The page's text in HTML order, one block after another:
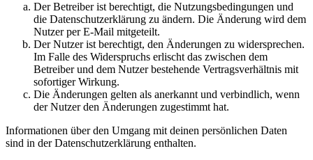
Der Betreiber ist berechtigt, die Nutzungsbedingungen und
die Datenschutzerklärung zu ändern. Die Änderung wird dem
Nutzer per E-Mail mitgeteilt.
Der Nutzer ist berechtigt, den Änderungen zu widersprechen.
Im Falle des Widerspruchs erlischt das zwischen dem
Betreiber und dem Nutzer bestehende Vertragsverhältnis mit
sofortiger Wirkung.
Die Änderungen gelten als anerkannt und verbindlich, wenn
der Nutzer den Änderungen zugestimmt hat.
Informationen über den Umgang mit deinen persönlichen Daten
sind in der Datenschutzerklärung enthalten.